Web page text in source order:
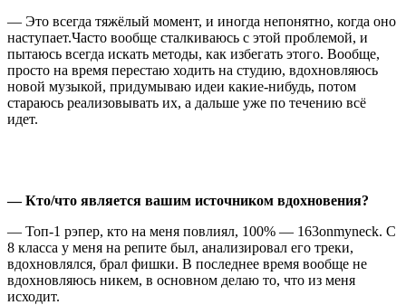
— Это всегда тяжёлый момент, и иногда непонятно, когда оно
наступает.Часто вообще сталкиваюсь с этой проблемой, и
пытаюсь всегда искать методы, как избегать этого. Вообще,
просто на время перестаю ходить на студию, вдохновляюсь
новой музыкой, придумываю идеи какие-нибудь, потом
стараюсь реализовывать их, а дальше уже по течению всё
идет.
— Кто/что является вашим источником вдохновения?
— Топ-1 рэпер, кто на меня повлиял, 100% — 163onmyneck. С
8 класса у меня на репите был, анализировал его треки,
вдохновлялся, брал фишки. В последнее время вообще не
вдохновляюсь никем, в основном делаю то, что из меня
исходит.